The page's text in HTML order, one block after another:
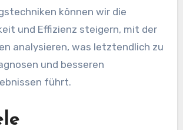
können wir die
und Effizienz steigern, mit der
analysieren, was letztendlich zu
und besseren
führt.